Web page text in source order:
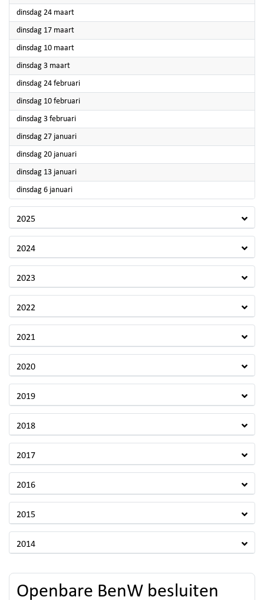
dinsdag 24 maart2026
dinsdag 17 maart2026
dinsdag 10 maart2026
dinsdag 3 maart2026
dinsdag 24 februari2026
dinsdag 10 februari2026
dinsdag 3 februari2026
dinsdag 27 januari2026
dinsdag 20 januari2026
dinsdag 13 januari2026
dinsdag 6 januari2026
2025
2024
2023
2022
2021
2020
2019
2018
2017
2016
2015
2014
Openbare BenW besluiten